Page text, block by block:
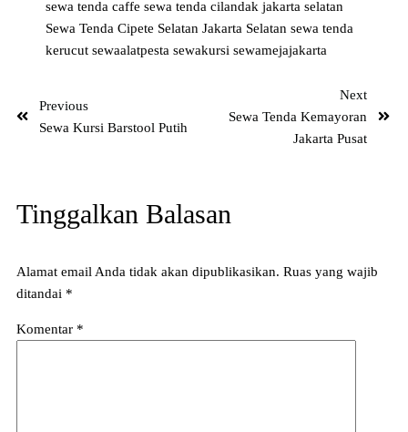
sewa tenda caffesewa tenda cilandak jakarta selatan
Sewa Tenda Cipete Selatan Jakarta Selatansewa tenda
kerucutsewaalatpestasewakursisewamejajakarta
Previous
Sewa Kursi Barstool Putih
Next
Sewa Tenda Kemayoran
Jakarta Pusat
Tinggalkan Balasan
Alamat email Anda tidak akan dipublikasikan. Ruas yang wajib
ditandai *
Komentar *